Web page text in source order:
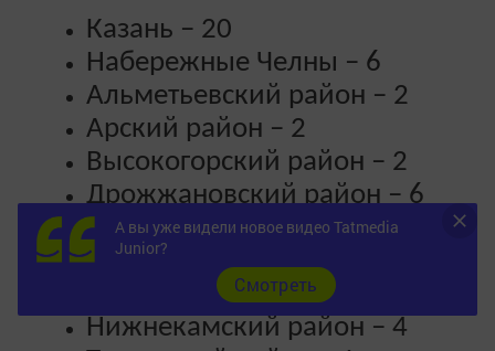
Казань – 20
Набережные Челны – 6
Альметьевский район – 2
Арский район – 2
Высокогорский район – 2
Дрожжановский район – 6⠀
Зеленодольский район – 1
Кукморский район – 1
Лаишевский район – 10
Нижнекамский район – 4
А вы уже видели новое видео Tatmedia
Junior?
Cмотреть